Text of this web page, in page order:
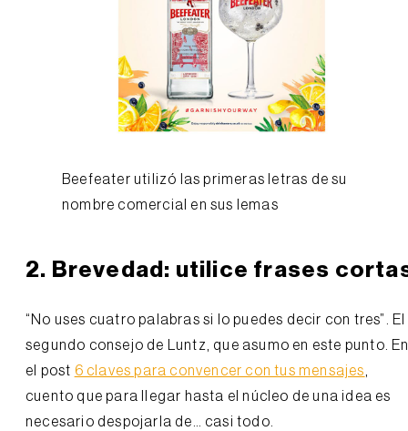
Beefeater utilizó las primeras letras de su
nombre comercial en sus lemas
2. Brevedad: utilice frases
“No uses cuatro palabras si lo puedes decir con tres”. El
segundo consejo de Luntz, que asumo en este punto.
el post 6 claves para convencer con tus mensajes,
cuento que para llegar hasta el núcleo de una idea es
necesario despojarla de… casi todo.